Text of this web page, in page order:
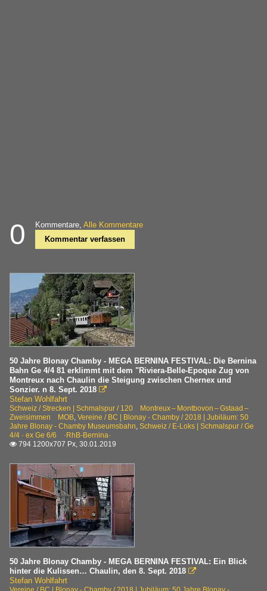
0 Kommentare, Alle Kommentare
Kommentar verfassen
50 Jahre Blonay Chamby - MEGA BERNINA FESTIVAL: Die Bernina
Bahn Ge 4/4 81 erklimmt mit dem "Riviera-Belle-Epoque Zug von
Montreux nach Chaulin die Steigung zwischen Chernex und
Sonzier. n 8. Sept. 2018 
Stefan Wohlfahrt
Schweiz / Strecken | Schmalspur / 120 Montreux – Montbovon – Gstaad –
Zweisimmen MOB, Vereine / BC | Blonay - Chamby / 2018 | Jubiläum: 50
Jahre Blonay - Chamby Museumsbahn, Schweiz / E-Loks | Schmalspur / Ge
4/4 · ex Ge 6/6 ·RhB-Bernina·
 794 1200x707 Px, 30.01.2019
50 Jahre Blonay Chamby - MEGA BERNINA FESTIVAL: Ein Blick
hinter die Kulissen… Chaulin, den 8. Sept. 2018 
Stefan Wohlfahrt